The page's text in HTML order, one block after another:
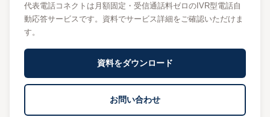
代表電話コネクトは月額固定・受信通話料ゼロのIVR型電話自
動応答サービスです。資料でサービス詳細をご確認いただけま
す。
資料をダウンロード
お問い合わせ